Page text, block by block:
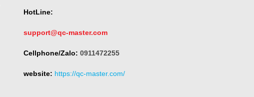
HotLine:
support@qc-master.com
Cellphone/Zalo: 0911472255
website: https://qc-master.com/